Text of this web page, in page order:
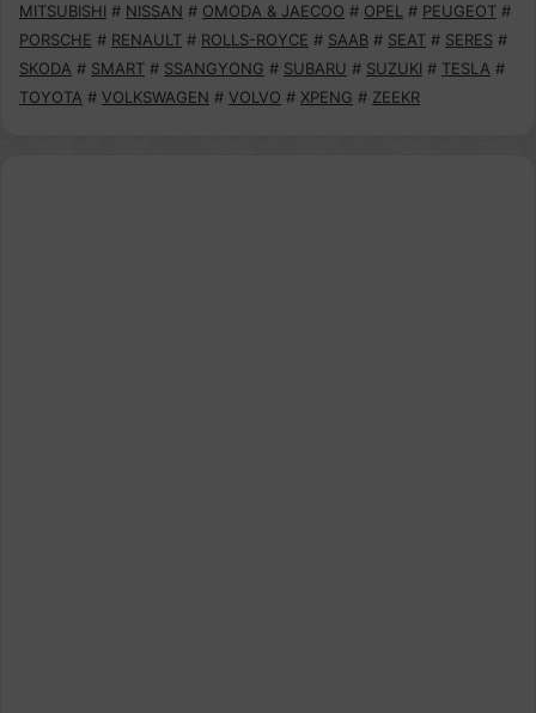
MITSUBISHI # NISSAN # OMODA & JAECOO # OPEL # PEUGEOT #
PORSCHE # RENAULT # ROLLS-ROYCE # SAAB # SEAT # SERES #
SKODA # SMART # SSANGYONG # SUBARU # SUZUKI # TESLA #
TOYOTA # VOLKSWAGEN # VOLVO # XPENG # ZEEKR